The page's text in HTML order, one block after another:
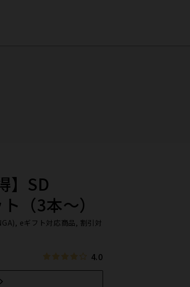
】SD
（3本～）
eギフト対応商品, 割引対
4.0